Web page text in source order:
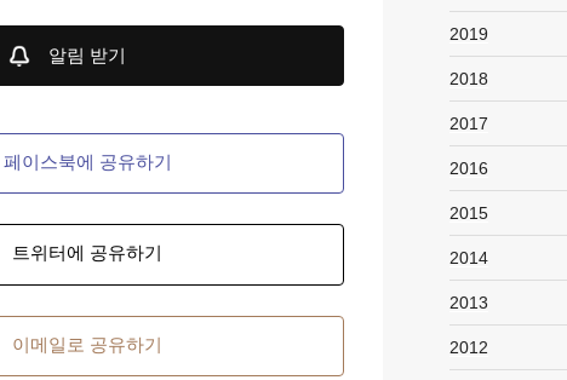
알림 받기
페이스북에 공유하기
트위터에 공유하기
이메일로 공유하기
2019
2018
2017
2016
2015
2014
2013
2012